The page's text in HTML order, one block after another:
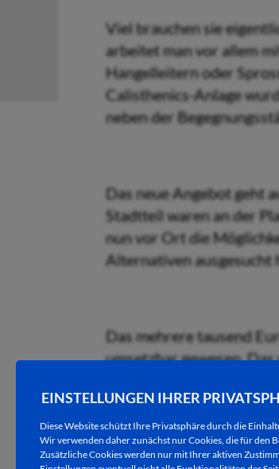
EINSTELLUNGEN IHRER
Diese Website schützt Ihre Privatsphäre durch die
Wir verwenden daher zunächst nur Cookies, die für den
Zusätzliche Cookies werden nur mit Ihrer aktiven
Viel brauchen sie
arbeitet man vor allem
Hangelleitern oder
Calisthenics-Anlage
neben der
Das neue Angebot geht
Stadtteil waren an der
nun vor Ort die
Alternativen ausgesucht
Das mehrere tausend
umsetzbar gewesen.
Fachbereichsleiterin
sich ganz herzlich bei